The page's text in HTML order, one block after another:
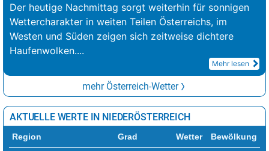
Der heutige Nachmittag sorgt weiterhin für sonnigen
Wettercharakter in weiten Teilen Österreichs, im
Westen und Süden zeigen sich zeitweise dichtere
Haufenwolken....
Mehr lesen
mehr Österreich-Wetter
AKTUELLE WERTE IN NIEDERÖSTERREICH
Region Grad Wetter Bewölkung